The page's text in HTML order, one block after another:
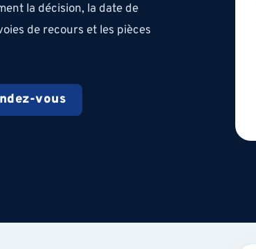
la décision, la date de
de recours et les pièces
vous